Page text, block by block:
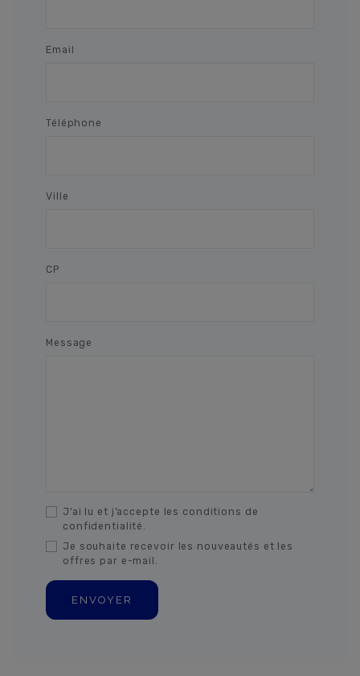
Email
Téléphone
Ville
CP
Message
J’ai lu et j’accepte les conditions de
confidentialité.
Je souhaite recevoir les nouveautés et les
offres par e-mail.